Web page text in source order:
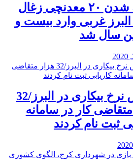
کشته شدن ۲۰ معدنچی زغال
غربی وارد بیست و
سال شد
کاهش نرخ بیکاری در البرز/32
کار در سامانه
ثبت نام کردند